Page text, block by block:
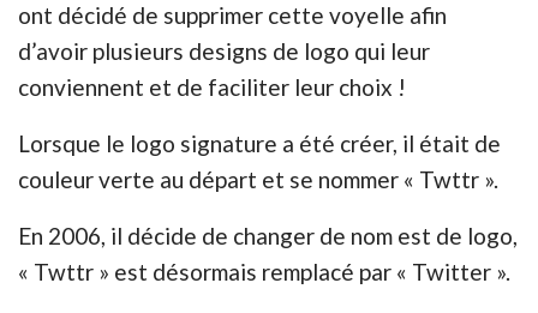
ont décidé de supprimer cette voyelle afin
d’avoir plusieurs designs de logo qui leur
conviennent et de faciliter leur choix !
Lorsque le logo signature a été créer, il était de
couleur verte au départ et se nommer « Twttr ».
En 2006, il décide de changer de nom est de logo,
« Twttr » est désormais remplacé par « Twitter ».